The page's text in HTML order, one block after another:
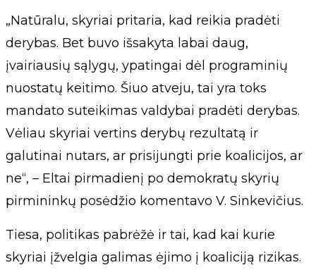
„Natūralu, skyriai pritaria, kad reikia pradėti
derybas. Bet buvo išsakyta labai daug,
įvairiausių sąlygų, ypatingai dėl programinių
nuostatų keitimo. Šiuo atveju, tai yra toks
mandato suteikimas valdybai pradėti derybas.
Vėliau skyriai vertins derybų rezultatą ir
galutinai nutars, ar prisijungti prie koalicijos, ar
ne“, – Eltai pirmadienį po demokratų skyrių
pirmininkų posėdžio komentavo V. Sinkevičius.
Tiesa, politikas pabrėžė ir tai, kad kai kurie
skyriai įžvelgia galimas ėjimo į koaliciją rizikas.